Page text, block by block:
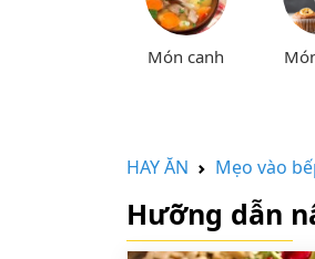
Món canh
HAY ĂN Mẹo vào
Hưỡng dẫn